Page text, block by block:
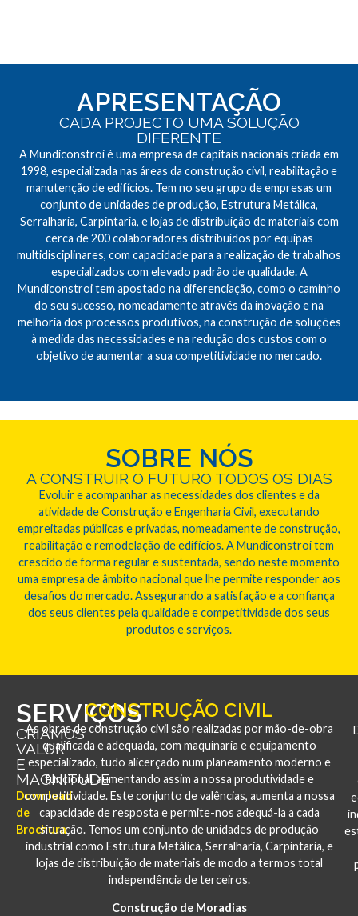
APRESENTAÇÃO
CADA PROJECTO UMA SOLUÇÃO
DIFERENTE
A Mundiconstroi é uma empresa de capitais nacionais criada em
1998, especializada nas áreas da construção civil, reabilitação e
manutenção de edifícios. Tem no seu grupo de empresas um
conjunto de unidades de produção, Estrutura Metálica,
Serralharia, Carpintaria, e lojas de distribuição de materiais com
cerca de 200 colaboradores distribuídos por equipas
multidisciplinares, com capacidade para a realização de trabalhos
especializados com elevado padrão de qualidade. A
Mundiconstroi tem apostado na diferenciação, como o caminho
do seu sucesso, nomeadamente através da inovação e na
melhoria dos processos produtivos, na construção de soluções
à medida das necessidades e na redução dos custos com o
objetivo de aumentar a sua competitividade no mercado.
SOBRE NÓS
A CONSTRUIR O FUTURO TODOS OS DIAS
Evoluir e acompanhar as necessidades dos clientes e da
atividade de Construção e Engenharia Civil, executando
empreitadas públicas e privadas, nomeadamente de construção,
reabilitação e remodelação de edifícios. A Mundiconstroi tem
crescido de forma regular e sustentada, sendo neste momento
uma empresa de âmbito nacional que lhe permite responder aos
desafios do mercado. Assegurando a satisfação e a confiança
dos seus clientes pela qualidade e competitividade dos seus
produtos e serviços.
SERVIÇOS
CRIAMOS
VALOR
E
MAGNITUDE
Download
de
Brochura
CONSTRUÇÃO CIVIL
As obras de construção civil são realizadas por mão-de-obra
qualificada e adequada, com maquinaria e equipamento
especializado, tudo alicerçado num planeamento moderno e
funcional, aumentando assim a nossa produtividade e
competitividade. Este conjunto de valências, aumenta a nossa
capacidade de resposta e permite-nos adequá-la a cada
situação. Temos um conjunto de unidades de produção
industrial como Estrutura Metálica, Serralharia, Carpintaria, e
lojas de distribuição de materiais de modo a termos total
independência de terceiros.
Construção de Moradias